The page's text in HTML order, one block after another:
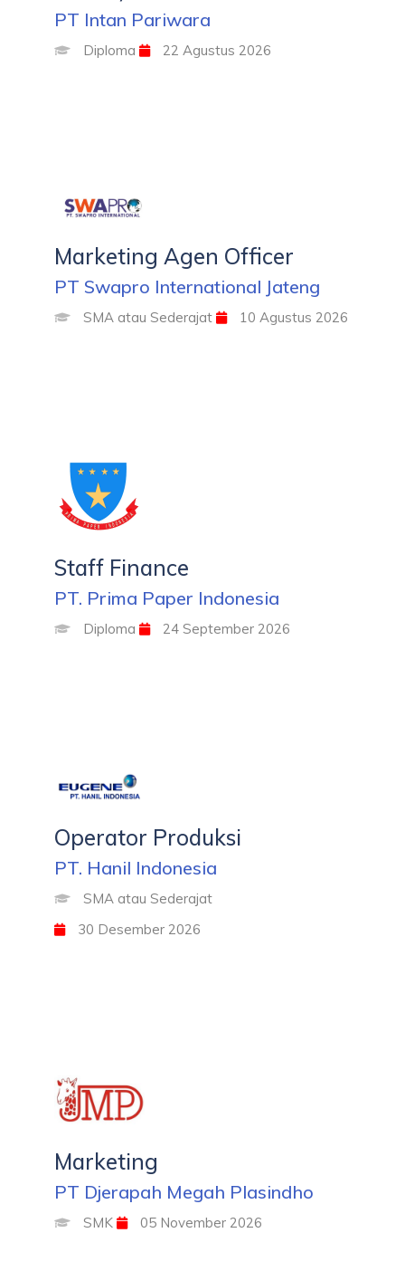
PT Intan Pariwara
Diploma 22 Agustus 2026
Marketing Agen Officer
PT Swapro International Jateng
SMA atau Sederajat 10 Agustus 2026
Staff Finance
PT. Prima Paper Indonesia
Diploma 24 September 2026
Operator Produksi
PT. Hanil Indonesia
SMA atau Sederajat
30 Desember 2026
Marketing
PT Djerapah Megah Plasindho
SMK 05 November 2026